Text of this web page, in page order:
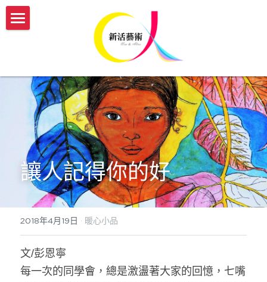
新活團隊介紹
傳承藝術服務方案
生命故事書
【機構據點】延緩模組與藝術輔療課程
【個人】藝術輔療團體課
【個人】到府藝術輔療
【政府企業】手作舒壓課程
【政府企業】工作坊
開課與活動
【實體】傳承藝術帶領者培訓班
【線上】熟齡活動帶領師資培訓
【實體/線上】藝術輔療課程、生命故事書
年度開課一覽表
參與志工服務
媒體報導
新活部落格
ESG/CSR 企業服務
english
會員登入
幸福AI百寶箱
讓人記得你的好
2018年4月19日 · 暖心小品
文/彭恩寧
每一次的同學會，總是激盪著大家的回憶，七嘴